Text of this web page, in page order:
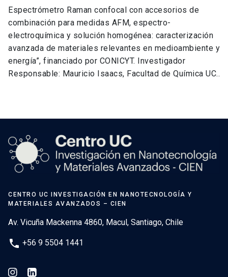
Espectrómetro Raman confocal con accesorios de
combinación para medidas AFM, espectro-
electroquímica y solución homogénea: caracterización
avanzada de materiales relevantes en medioambiente y
energía”, financiado por CONICYT. Investigador
Responsable: Mauricio Isaacs, Facultad de Química UC..
CENTRO UC INVESTIGACIÓN EN NANOTECNOLOGÍA Y
MATERIALES AVANZADOS – CIEN
Av. Vicuña Mackenna 4860, Macul, Santiago, Chile
phone +56 9 5504 1441